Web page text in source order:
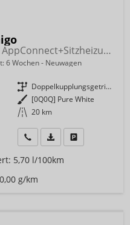
Trend 115PS DSG AppConnect+Sitzheizung+PDC+Alu16+LED+DAB+FrontAssist
6 Wochen Neuwagen
Getriebe
Doppelkupplungsgetriebe (DSG)
Außenfarbe [0Q0Q] Pure White
Kilometerstand 20 km
Wir rufen Sie an
Fahrzeugexposé (PDF)
Fahrzeug parken
5,70 l/100km
g/km